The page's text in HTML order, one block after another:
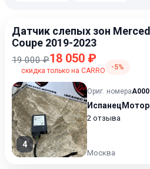
Датчик слепых зон
Coupe 2019-2023
19 000 ₽18 050 ₽
скидка только на CARRO -5%
4
Ориг. номера
2 отзыва
Москва